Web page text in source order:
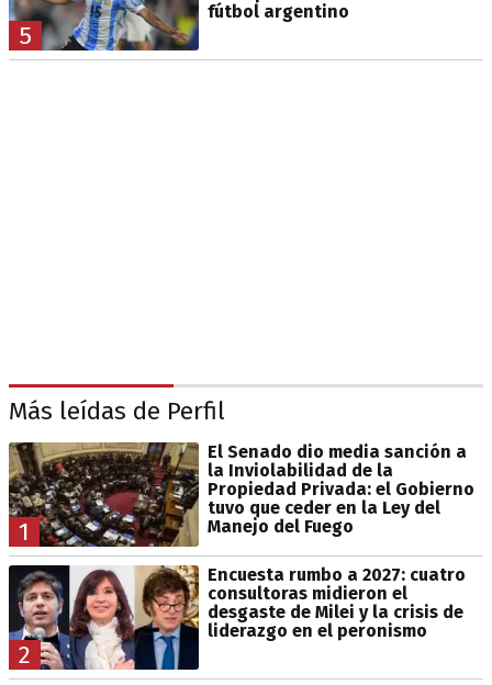
5
fútbol argentino
Más leídas de Perfil
1
El Senado dio media sanción a
la Inviolabilidad de la
Propiedad Privada: el Gobierno
tuvo que ceder en la Ley del
Manejo del Fuego
2
Encuesta rumbo a 2027: cuatro
consultoras midieron el
desgaste de Milei y la crisis de
liderazgo en el peronismo